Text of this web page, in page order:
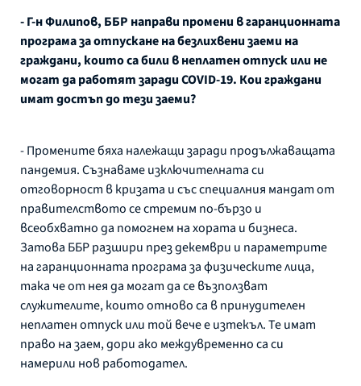
- Г-н Филипов, ББР направи промени в гаранционната
програма за отпускане на безлихвени заеми на
граждани, които са били в неплатен отпуск или не
могат да работят заради COVID-19. Кои граждани
имат достъп до тези заеми?
- Промените бяха належащи заради продължаващата
пандемия. Съзнаваме изключителната си
отговорност в кризата и със специалния мандат от
правителството се стремим по-бързо и
всеобхватно да помогнем на хората и бизнеса.
Затова ББР разшири през декември и параметрите
на гаранционната програма за физическите лица,
така че от нея да могат да се възползват
служителите, които отново са в принудителен
неплатен отпуск или той вече е изтекъл. Те имат
право на заем, дори ако междувременно са си
намерили нов работодател.